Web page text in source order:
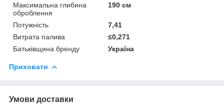
Максимальна глибина
оброблення
190 см
Потужність
7,41
Витрата палива
≤0,271
Батьківщина бренду
Україна
Приховати
Умови доставки